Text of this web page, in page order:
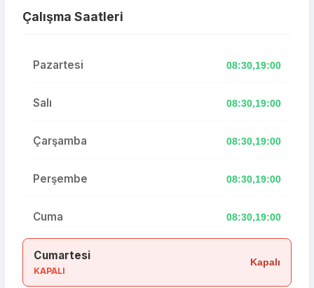
Çalışma Saatleri
Pazartesi 08:30,19:00
Salı 08:30,19:00
Çarşamba 08:30,19:00
Perşembe 08:30,19:00
Cuma 08:30,19:00
Cumartesi
KAPALI
Kapalı